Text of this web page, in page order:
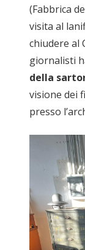
(Fabbrica
visita al
chiudere al
giornalisti
della
visione dei
presso